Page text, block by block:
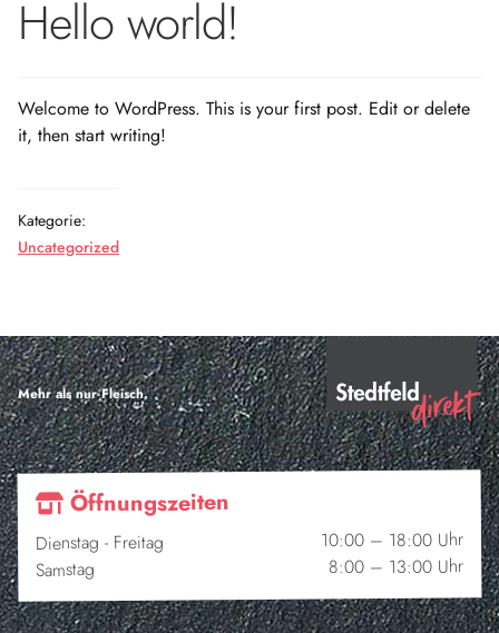
Hello world!
Welcome to WordPress. This is your first post. Edit or delete
it, then start writing!
Kategorie:
Uncategorized
Mehr als nur Fleisch.
Öffnungszeiten
Dienstag - Freitag 10:00 – 18:00 Uhr
Samstag 8:00 – 13:00 Uhr